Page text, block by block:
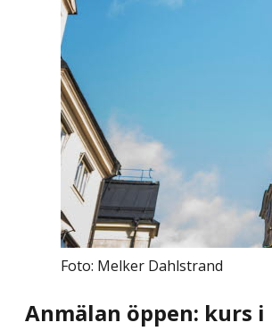
Foto: Melker Dahlstrand
Anmälan öppen: kurs i